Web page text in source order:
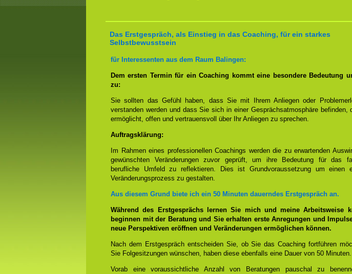
Das Erstgespräch, als Einstieg in das Coaching, für ein starkes
Selbstbewusstsein
für Interessenten aus dem Raum Balingen:
Dem ersten Termin für ein Coaching kommt eine besondere Bedeutung
zu:
Sie sollten das Gefühl haben, dass Sie mit Ihrem Anliegen oder
verstanden werden und dass Sie sich in einer Gesprächsatmosphäre befinden,
ermöglicht, offen und vertrauensvoll über Ihr Anliegen zu sprechen.
Auftragsklärung:
Im Rahmen eines professionellen Coachings werden die zu erwartenden
gewünschten Veränderungen zuvor geprüft, um ihre Bedeutung für das
berufliche Umfeld zu reflektieren. Dies ist Grundvoraussetzung um einen
Veränderungsprozess zu gestalten.
Aus diesem Grund biete ich ein 50 Minuten dauerndes Erstgespräch an.
Während des Erstgesprächs lernen Sie mich und meine Arbeitsweise
beginnen mit der Beratung und Sie erhalten erste Anregungen und
neue Perspektiven eröffnen und Veränderungen ermöglichen können.
Nach dem Erstgespräch entscheiden Sie, ob Sie das Coaching fortführen
Sie Folgesitzungen wünschen, haben diese ebenfalls eine Dauer von 50 Minuten.
Vorab eine voraussichtliche Anzahl von Beratungen pauschal zu